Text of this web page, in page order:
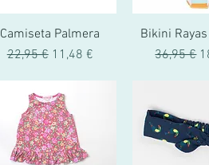
Camiseta Palmera
Precio
22,95 € Precio de oferta
11,48 €
Bikini
Precio
36,95 €